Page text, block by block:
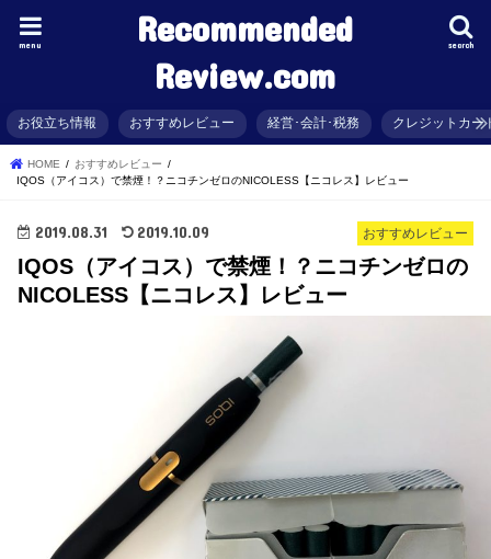
Recommended
Review.com
search
menu
お役立ち情報 おすすめレビュー 経営･会計･税務 クレジットカー
HOME
おすすめレビュー
IQOS（アイコス）で禁煙！？ニコチンゼロのNICOLESS【ニコレス】レビュー
おすすめレビュー
2019.08.31 2019.10.09
IQOS（アイコス）で禁煙！？ニコチンゼロの
NICOLESS【ニコレス】レビュー